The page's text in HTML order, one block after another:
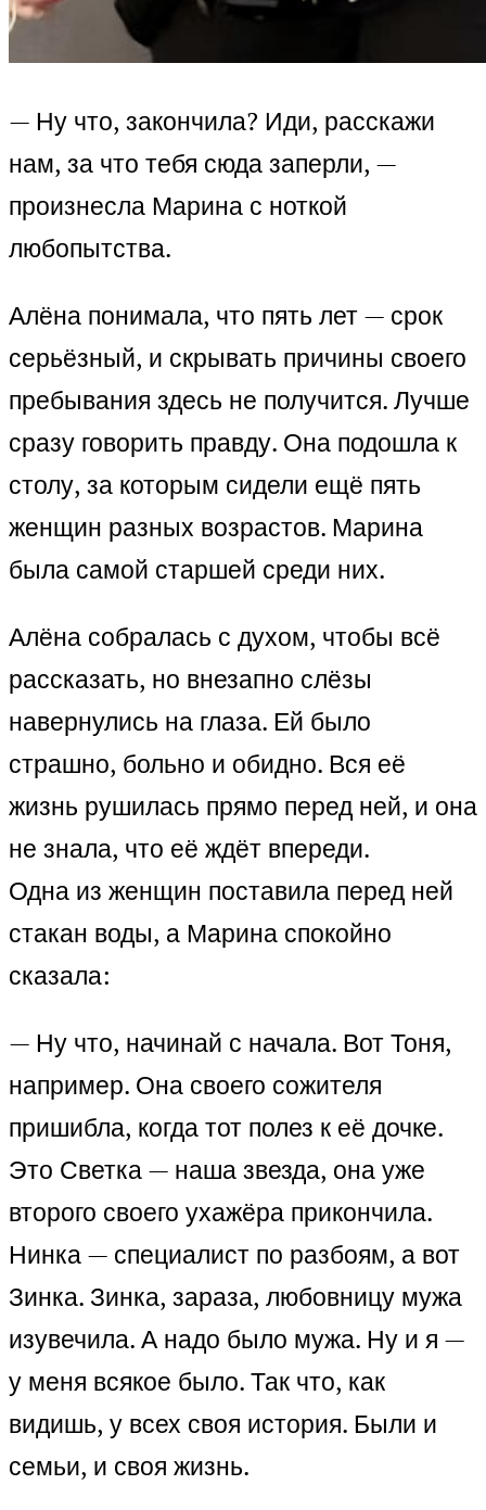
— Ну что, закончила? Иди, расскажи
нам, за что тебя сюда заперли, —
произнесла Марина с ноткой
любопытства.
Алёна понимала, что пять лет — срок
серьёзный, и скрывать причины своего
пребывания здесь не получится. Лучше
сразу говорить правду. Она подошла к
столу, за которым сидели ещё пять
женщин разных возрастов. Марина
была самой старшей среди них.
Алёна собралась с духом, чтобы всё
рассказать, но внезапно слёзы
навернулись на глаза. Ей было
страшно, больно и обидно. Вся её
жизнь рушилась прямо перед ней, и она
не знала, что её ждёт впереди.
Одна из женщин поставила перед ней
стакан воды, а Марина спокойно
сказала:
— Ну что, начинай с начала. Вот Тоня,
например. Она своего сожителя
пришибла, когда тот полез к её дочке.
Это Светка — наша звезда, она уже
второго своего ухажёра прикончила.
Нинка — специалист по разбоям, а вот
Зинка. Зинка, зараза, любовницу мужа
изувечила. А надо было мужа. Ну и я —
у меня всякое было. Так что, как
видишь, у всех своя история. Были и
семьи, и своя жизнь.